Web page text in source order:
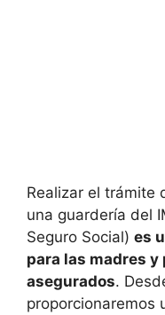
Realizar el trámite
una guardería del
Seguro Social) es
para las madres
asegurados.
proporcionaremos